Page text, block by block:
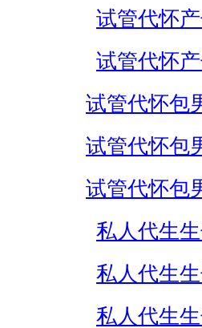
试管代怀
试管代怀
试管代怀包
试管代怀包
试管代怀包
私人代生
私人代生
私人代生